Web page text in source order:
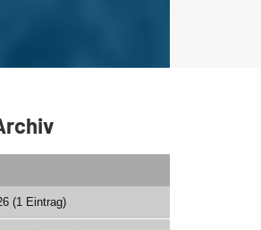
(1 Eintrag)